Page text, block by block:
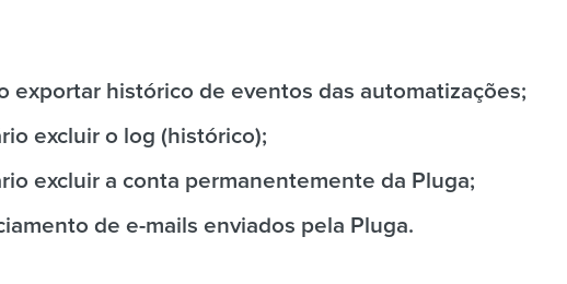
exportar histórico de eventos das automatizações;
excluir o log (histórico);
excluir a conta permanentemente da Pluga;
de e-mails enviados pela Pluga.